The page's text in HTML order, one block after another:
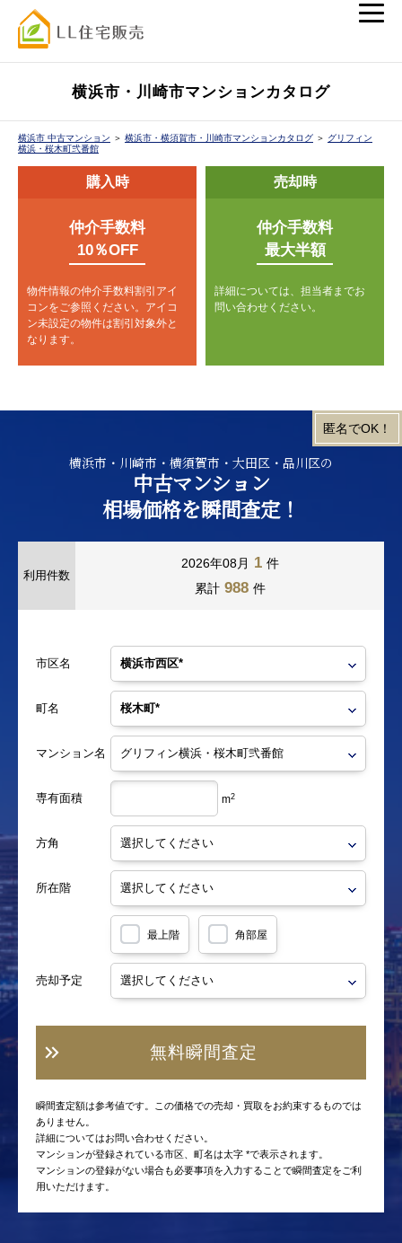
横浜市・川崎市マンションカタログ
横浜市 中古マンション ＞ 横浜市・横須賀市・川崎市マンションカタログ ＞ グリフィン
横浜・桜木町弐番館
購入時
仲介手数料
10％OFF
物件情報の仲介手数料割引アイ
コンをご参照ください。 アイコ
ン未設定の物件は割引対象外と
なります。
売却時
仲介手数料
最大半額
詳細については、担当者までお
問い合わせください。
横浜市・川崎市・横須賀市・大田区・品川区の
中古マンション
相場価格を瞬間査定！
利用件数
2026年08月 1 件
累計 988 件
市区名
町名
マンション名
専有面積 m2
方角
所在階
最上階 角部屋
売却予定
無料瞬間査定
瞬間査定額は参考値です。この価格での売却・買取をお約束するものでは
ありません。
詳細についてはお問い合わせください。
マンションが登録されている市区、町名は太字 *で表示されます。
マンションの登録がない場合も必要事項を入力することで瞬間査定をご利
用いただけます。